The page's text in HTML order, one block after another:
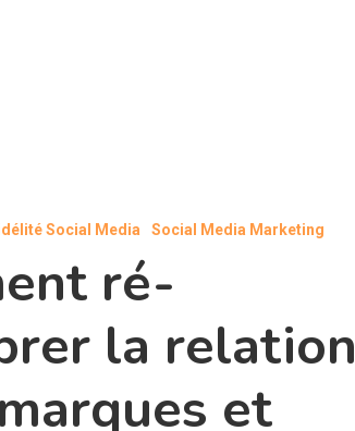
Social Media Social Media Marketing
ré-
la relation
et